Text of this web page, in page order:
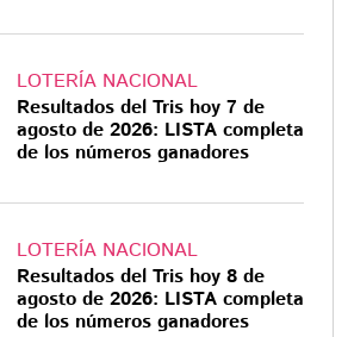
LOTERÍA NACIONAL
Resultados del Tris hoy 7 de
agosto de 2026: LISTA completa
de los números ganadores
LOTERÍA NACIONAL
Resultados del Tris hoy 8 de
agosto de 2026: LISTA completa
de los números ganadores